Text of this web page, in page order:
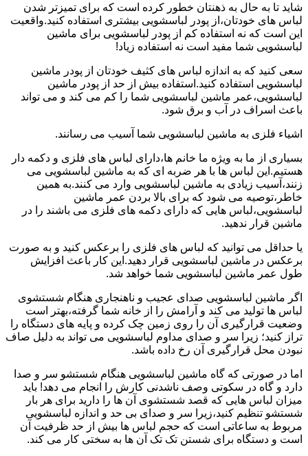
شاید تا به حال به ذهنتان خطور کرده است که برای تمیزتر شدن
لباس های خودتان،از پودر لباسشویی بیشتری استفاده کنید.واقعیت
این است که نه استفاده کم از پودر لباسشویی برای ماشین
لباسشویی شما مفید است نه استفاده زیاد!
سعی کنید که به اندازه لباس های کثیف خودتان از پودر ماشین
لباسشویی استفاده کنید.استفاده بیش از حد از پودر ماشین
لباسشویی،عمر ماشین لباسشویی شما را کم می کند و می تواند
باعث اسراف در آب و برق شود.
اشیاء فلزی به ماشین لباسشویی شما آسیب می رسانند.
بسیاری از ما به ویژه ما خانم ها،دارای لباس های فلزی و دکمه دار
هستیم.این لباس ها با هر ضربه ای که به ماشین لباسشویی می
زنند،آسیب زیادی به ماشین لباسشویی وارد می کنند.به همین
خاطر،توصیه می شود که برای بالا بردن عمر ماشین
لباسشویی،لباس هایی که دارای دکمه های فلزی می باشند را در
ماشین قرار ندهید.
یا حداقل می توانید که لباس های فلزی را برعکس کنید و به صورت
برعکس در ماشین لباسشویی قرار دهید.این کار باعث افزایش
طول عمر ماشین لباسشویی شما خواهد شد.
اگر ماشین لباسشویی صدای عجیب و ناهنجاری هنگام شستشوی
لباس ها تولید می کند و آرامش را از خانه شما گرفته،بهتر است
وضعیت قرارگیری آن را روی زمین چک کرده و پایه های دستگاه را
تراز کنید؛ زیرا سر و صدای مداوم لباسشویی می تواند به دلیل صاف
نبودن محل قرارگیری آن رخ داده باشد.
اما در صورتی که گاه ماشین لباسشویی هنگام شستشو سر و صدا
دارد و گاه در سکوتی وصف ناشدنی کارش را انجام می دهد! باید
میزان لباس هایی که قصد شستشوی آن ها را دارید برای هر بار
شستشو تنظیم کنید،زیرا سر و صدای بی حد و اندازه لباسشویی
مربوط به ساعاتی است که حجم لباس ها بیش از حد ظرفیت آن
است و دستگاه برای شستن تک تک آن ها به سختی کار می کند.